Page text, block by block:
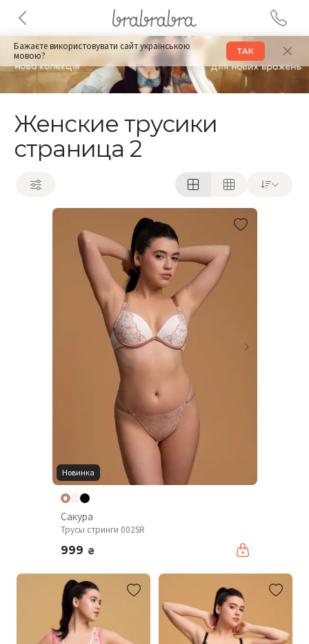
Бажаєте використовувати сайт українською
мовою?
ТАК
Женские трусики
страница 2
Новинка
Сакура
Трусы стринги 002SR
999 ₴